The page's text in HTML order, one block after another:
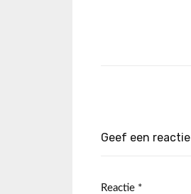
Geef een reactie
Reactie *